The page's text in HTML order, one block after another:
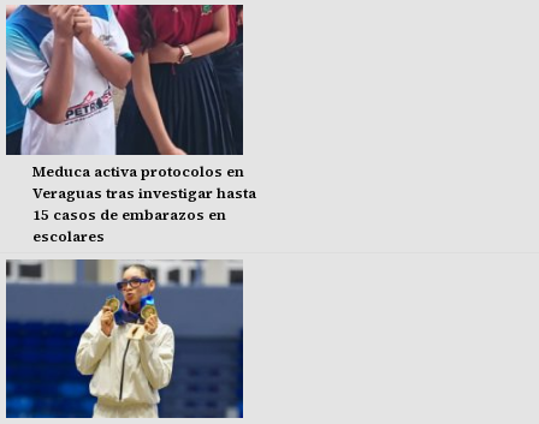
Meduca activa protocolos en
Veraguas tras investigar hasta
15 casos de embarazos en
escolares